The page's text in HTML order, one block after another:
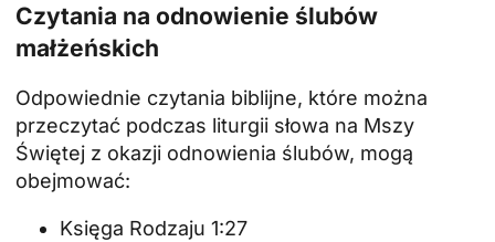
Czytania na odnowienie ślubów
małżeńskich
Odpowiednie czytania biblijne, które można
przeczytać podczas liturgii słowa na Mszy
Świętej z okazji odnowienia ślubów, mogą
obejmować:
Księga Rodzaju 1:27